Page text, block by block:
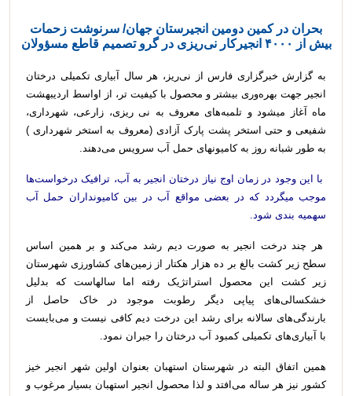
بحران در کمین دومین انجیرستان جهان/ سرنوشت زحمات
بیش از ۴۰۰۰ انجیرکار نی‌ریزی در گرو تصمیم قاطع مسؤولان
به گزارش خبرگزاری فارس از نی‌ریز، هر سال آبیاری تکمیلی درختان
انجیر جهت بهره‌وری بیشتر و محصول با کیفیت تر، از اواسط اردیبهشت
ماه آغاز میشود و تلمبه‌های معروف به نی ریزی، زارعی، شهرداری،
شفیعی و حتی استخر پشت پارک آزادی (معروف به استخر شهرداری )
به طور شبانه روز به کامیونهای حمل آب سرویس می‌دهند.
با این وجود در زمان اوج نیاز درختان انجیر به آب، ترافیک درخواست‌ها
موجب میگردد که در بعضی مواقع آب در بین کامیونداران حمل آب
سهمیه بندی شود.
هر چند درخت انجیر به صورت دیم رشد می‌کند و بر همین اساس
سطح زیر کشت بالغ بر ده هزار هکتار از زمین‌های کشاورزی شهرستان
زیر کشت این محصول استراتژیک رفته اما سالهاست که بدلیل
خشکسالی‌های پیاپی دیگر رطوبت موجود در خاک حاصل از
بارندگی‌های سالانه برای رشد این درخت دیم کافی نیست و می‌بایست
با آبیاری‌های تکمیلی کمبود آب درختان را جبران نمود.
همین اتفاق البته در شهرستان استهبان بعنوان اولین شهر انجیر خیز
کشور نیز هر ساله می‌افتد و لذا محصول انجیر استهبان بسیار مرغوب و